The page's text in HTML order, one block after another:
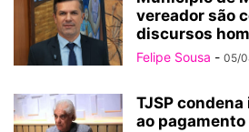
vereador são
discursos
Felipe Sousa - 05/
TJSP
ao pagamento